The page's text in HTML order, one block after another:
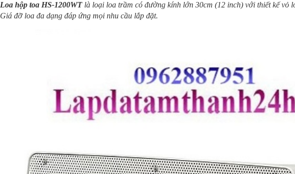
Loa hộp toa HS-1200WTlà loại loa trầm có đường kính lớn 30cm (12 inch) với thiết kế vỏ
Giá đỡ loa đa dạng đáp ứng mọi nhu cầu lắp đặt.